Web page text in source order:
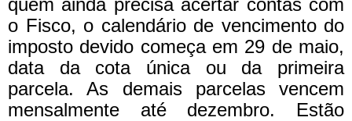
quem ainda precisa acertar contas com
o Fisco, o calendário de vencimento do
imposto devido começa em 29 de maio,
data da cota única ou da primeira
parcela. As demais parcelas vencem
mensalmente até dezembro. Estão